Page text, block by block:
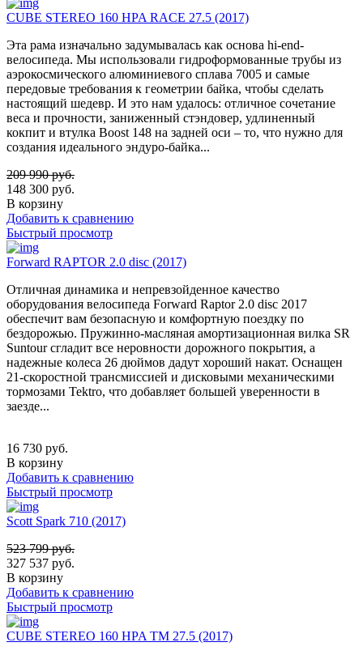
CUBE STEREO 160 HPA RACE 27.5 (2017)
Эта рама изначально задумывалась как основа hi-end-
велосипеда. Мы использовали гидроформованные трубы из
аэрокосмического алюминиевого сплава 7005 и самые
передовые требования к геометрии байка, чтобы сделать
настоящий шедевр. И это нам удалось: отличное сочетание
веса и прочности, заниженный стэндовер, удлиненный
кокпит и втулка Boost 148 на задней оси – то, что нужно для
создания идеального эндуро-байка...
209 990руб.
148 300 руб.
В корзину
Добавить к сравнению
Быстрый просмотр
Forward RAPTOR 2.0 disc (2017)
Отличная динамика и непревзойденное качество
оборудования велосипеда Forward Raptor 2.0 disc 2017
обеспечит вам безопасную и комфортную поездку по
бездорожью. Пружинно-масляная амортизационная вилка SR
Suntour сгладит все неровности дорожного покрытия, а
надежные колеса 26 дюймов дадут хороший накат. Оснащен
21-скоростной трансмиссией и дисковыми механическими
тормозами Tektro, что добавляет большей уверенности в
заезде...
16 730 руб.
В корзину
Добавить к сравнению
Быстрый просмотр
Scott Spark 710 (2017)
523 799руб.
327 537 руб.
В корзину
Добавить к сравнению
Быстрый просмотр
CUBE STEREO 160 HPA TM 27.5 (2017)